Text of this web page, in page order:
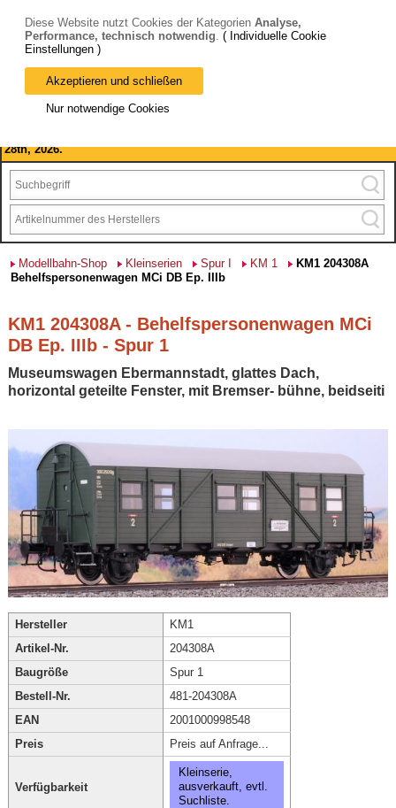
Bitte beachten Sie: wir machen Betriebsferien, vom 03. bis 28.
August 2026 haben wir geschlossen.
28th, 2026.
Modellbahn-Shop Kleinserien Spur I KM 1
KM1 204308A
Behelfspersonenwagen MCi DB Ep. IIIb
KM1 204308A - Behelfspersonenwagen MCi
DB Ep. IIIb - Spur 1
Museumswagen Ebermannstadt, glattes Dach,
horizontal geteilte Fenster, mit Bremser- bühne, beidseiti
Hersteller
KM1
Artikel-Nr.
204308A
Baugröße
Spur 1
Bestell-Nr.
481-204308A
EAN
2001000998548
Preis
Preis auf Anfrage...
Verfügbarkeit
Kleinserie,
ausverkauft, evtl.
Suchliste.
Diese Website nutzt Cookies der Kategorien Analyse,
Performance, technisch notwendig. ( Individuelle Cookie
Einstellungen )
Akzeptieren und schließen
Nur notwendige Cookies